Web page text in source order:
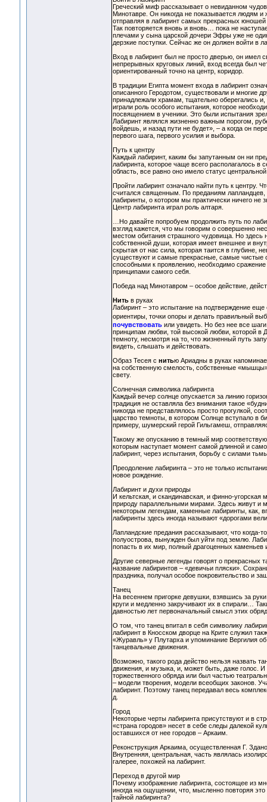
Греческий миф рассказывает о невиданном
Минотавре. Он никогда не показывается людям
отправляя в лабиринт самых прекрасных
Так повторяется вновь и вновь… пока не
плечами у сына царской дочери Эфры уже не
дерзкие поступки. Сейчас же он должен войти в
Вход в лабиринт был не просто дверью, он имел
непрерывных круговых линий, вход всегда был
ориентированный точно на центр, коридор.
В традиции Египта момент входа в лабиринт
описанного Геродотом, существовали и многие
принадлежали храмам, тщательно оберегались
играли роль особого испытания, которое
посвящением в ученики. Это были испытания
Лабиринт являлся жизненно важным порогом,
войдешь, и назад пути не будет», – а когда он
первого шага, первого усилия и выбора.
Путь к центру
Каждый лабиринт, каким бы запутанным он ни
лабиринта, которое чаще всего располагалось
область, все равно оно имело статус
Пройти лабиринт означало найти путь к центру.
считался священным. По преданиям лапландцев,
лабиринты, о котором мы практически ничего
Центр лабиринта играл роль алтаря.
…Но давайте попробуем продолжить путь по
взгляд кажется, что мы говорим о совершенно
местом обитания страшного чудовища. Но здесь
собственной души, которая имеет внешнее и
скрытая от нас сила, которая таится в
существуют и самые прекрасные, самые чистые
способными к проявлению, необходимо
принципами самого себя.
Победа над Минотавром – особое действие,
Нитьв руках
Лабиринт – это испытание на подтверждение еще
ориентиры, точки опоры и делать правильный
почувствоватьили увидеть. Но без нее все
принципам любви, той высокой любви, которой в
темноту, несмотря на то, что жизненный путь
видеть, слышать и действовать.
Образ Тесея с нитью Ариадны в руках
на собственную смелость, собственные
свету.
Солнечная символика лабиринта
Каждый вечер солнце опускается за линию
традиция не оставляла без внимания такое
никогда не представлялось просто прогулкой,
царство темноты, в котором Солнце вступало в
примеру, шумерский герой Гильгамеш,
Такому же опусканию в темный мир
которым наступает момент самой длинной и
лабиринт, через испытания, борьбу с силами
Преодоление лабиринта – это не только
новое рождение.
Лабиринт и духи природы
И кельтская, и скандинавская, и финно-
природу параллельными мирами. Здесь живут и
некоторым легендам, каменные лабиринты, как,
лабиринты здесь иногда называют «дорогами
Лапландские предания рассказывают, что
полуострова, вынужден был уйти под землю.
попасть в их мир, полный драгоценных каменьев
Другие северные легенды говорят о
название лабиринтов – «девичьи пляски».
праздника, получал особое покровительство и
Танец
На весеннем пригорке девушки, взявшись за
круги и медленно закручивают их в спирали…
давностью лет первоначальный смысл этих
О том, что танец впитал в себя символику
лабиринт в Кносском дворце на Крите служил
«Журавль» у Плутарха и упоминание Вергилия
танцевальные движения.
Возможно, такого рода действо нельзя назвать
движения, и музыка, и, может быть, даже голос.
торжественного обряда или был частью
– модели творения, модели всеобщих законов.
лабиринт. Поэтому танец передавал весь
д.
Город
Некоторые черты лабиринта присутствуют и в
«страна городов» несет в себе следы далекой
оставшихся от нее городов – Аркаим.
Реконструкция Аркаима, осуществленная Г.
Внутренняя, центральная, часть являлась
галерее, похожей на лабиринт.
Переход в другой мир
Почему изображение лабиринта, состоящее из
иногда на ощущении, что, мысленно повторяя
тайной лабиринта?